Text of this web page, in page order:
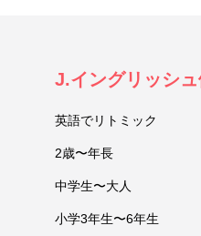
J.イングリッシ
英語でリトミック
2歳〜年長
中学生〜大人
小学3年生〜6年生